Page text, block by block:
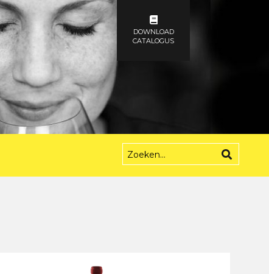
DOWNLOAD
CATALOGUS